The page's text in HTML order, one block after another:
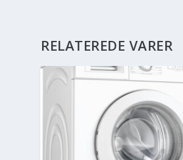
RELATEREDE VARER